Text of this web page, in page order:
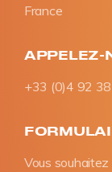
France
APPELEZ-
+33 (0)4 92
Vous